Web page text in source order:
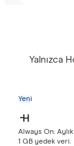
Yalnızca
Yeni
Always On: Aylık
1 GB yedek veri.